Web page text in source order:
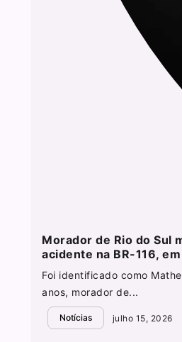
Morador de Rio do Sul
acidente na BR-116,
Foi identificado como
anos, morador de...
Notícias julho 15, 2026